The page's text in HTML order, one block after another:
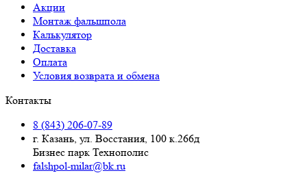
Акции
Монтаж фальшпола
Калькулятор
Доставка
Оплата
Условия возврата и обмена
Контакты
8 (843) 206-07-89
г. Казань, ул. Восстания, 100 к.266д
Бизнес парк Технополис
falshpol-milar@bk.ru